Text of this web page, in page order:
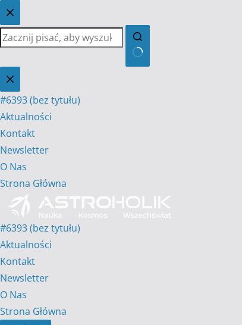
Przejdź
do
treści
Brak
wyników
#6393 (bez tytułu)
Aktualności
Kontakt
Newsletter
O Nas
Strona Główna
#6393 (bez tytułu)
Aktualności
Kontakt
Newsletter
O Nas
Strona Główna